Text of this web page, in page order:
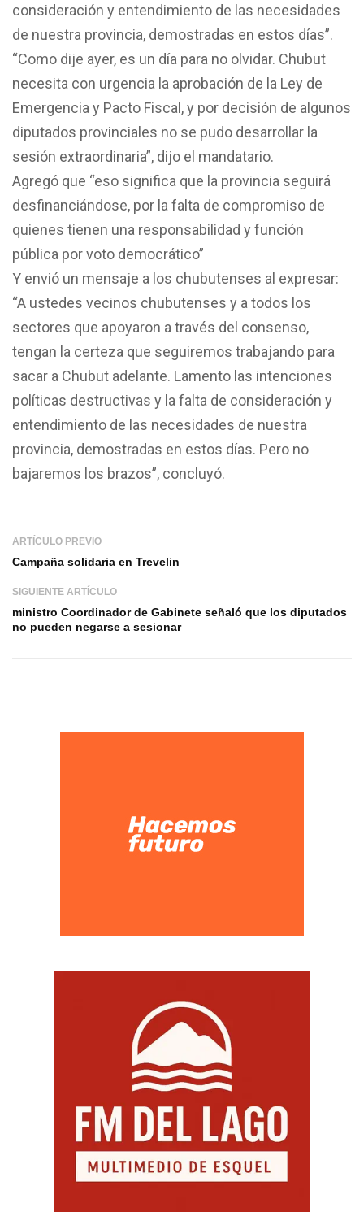
consideración y entendimiento de las necesidades
de nuestra provincia, demostradas en estos días”.
“Como dije ayer, es un día para no olvidar. Chubut
necesita con urgencia la aprobación de la Ley de
Emergencia y Pacto Fiscal, y por decisión de algunos
diputados provinciales no se pudo desarrollar la
sesión extraordinaria”, dijo el mandatario.
Agregó que “eso significa que la provincia seguirá
desfinanciándose, por la falta de compromiso de
quienes tienen una responsabilidad y función
pública por voto democrático”
Y envió un mensaje a los chubutenses al expresar:
“A ustedes vecinos chubutenses y a todos los
sectores que apoyaron a través del consenso,
tengan la certeza que seguiremos trabajando para
sacar a Chubut adelante. Lamento las intenciones
políticas destructivas y la falta de consideración y
entendimiento de las necesidades de nuestra
provincia, demostradas en estos días. Pero no
bajaremos los brazos”, concluyó.
ARTÍCULO PREVIO
Campaña solidaria en Trevelin
SIGUIENTE ARTÍCULO
ministro Coordinador de Gabinete señaló que los diputados
no pueden negarse a sesionar